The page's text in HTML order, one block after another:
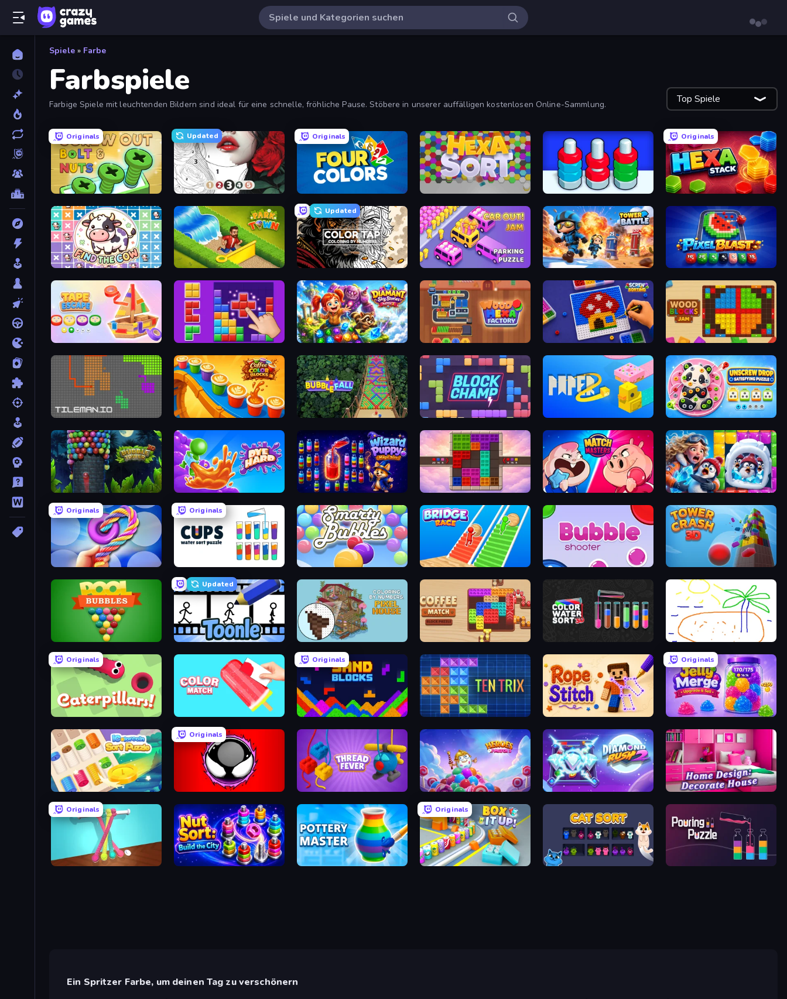
Spiele » Farbe
Farbspiele
Farbige Spiele mit leuchtenden Bildern sind ideal für eine schnelle, fröhliche Pause. Stöbere in unserer auffälligen kostenlosen Online-Sammlung. Top Spiele
Originals
Screw Out: Bolts and Nuts
Updated
Numicolor
Originals
Nuts Puzzle: Sort By Color
Originals
Hexa Stack
Find The Cow Park Town
Updated
Color Tap: Coloring by Numbers Car OUT! Jam Parking Puzzle Tower Battle Pixel Blast
BlockBuster Puzzle Diamant: Sky Stories Match 3 Wood Hexa Factory! Screw Sorting Wood Blocks Jam
TileMan.io Coffee Color Blocks Bubble Fall Block Champ Unscrew Drop: Satisfying Puzzle
Bubble Tower 3D Dye Hard Wizard Puppy: Magic Sort Color Cube Puzzle Match Masters Captain Blast
Originals
Twisted Tangle
Originals
Smarty Bubbles Bridge Race Bubble Shooter Tower Crash 3D
Updated
Toonle Coffee Match: Block Puzzle Skribbl.io
Originals
Caterpillars
Originals
Sand Blocks TenTrix Rope Stitch Puzzle
Originals
Jelly Merge: Upgrade & Sell
iColorcoin: Sort Puzzle
Originals
Splatmans Thread Fever Heroes of Match 3 Diamond Rush 2 Home Design: Decorate House
Originals
Tangle Master Nut Sort: Build the City Pottery Master
Originals
Box It Up Cat Sort
Ein Spritzer Farbe, um deinen Tag zu verschönern